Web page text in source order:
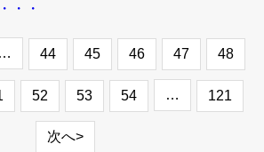
・・
… 44 45 46 47 48
52 53 54 … 121
次へ>